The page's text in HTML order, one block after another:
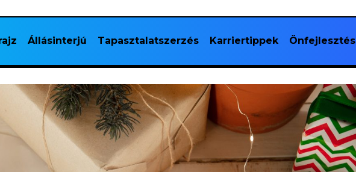
Állásinterjú Tapasztalatszerzés Karriertippek Önfejlesztés